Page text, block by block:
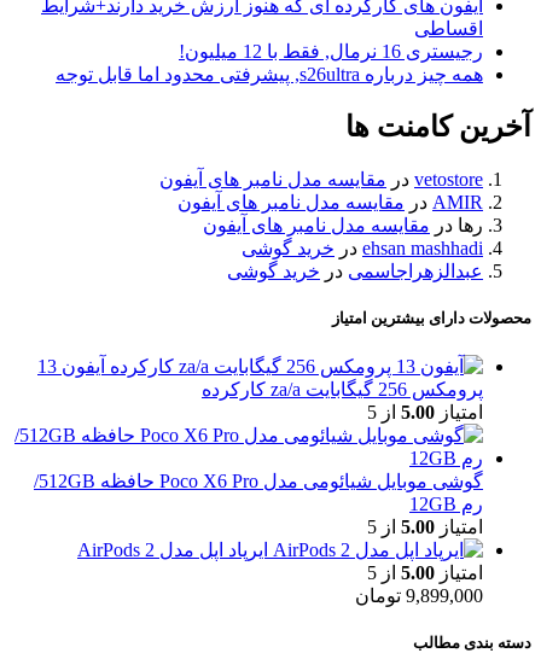
آیفون های کارکرده ای که هنوز ارزش خرید دارند+شرایط
اقساطی
رجیستری 16 نرمال, فقط با 12 میلیون!
همه چیز درباره s26ultra, پیشرفتی محدود اما قابل توجه
آخرین کامنت ها
vetostore در مقایسه مدل نامبر های آیفون
AMIR در مقایسه مدل نامبر های آیفون
رها در مقایسه مدل نامبر های آیفون
ehsan mashhadi در خرید گوشی
عبدالزهراجاسمی در خرید گوشی
محصولات دارای بیشترین امتیاز
آیفون 13
پرومکس 256 گیگابایت za/a کارکرده
امتیاز 5.00 از 5
گوشی موبایل شیائومی مدل Poco X6 Pro حافظه 512GB/
رم 12GB
امتیاز 5.00 از 5
ایرپاد اپل مدل AirPods 2
امتیاز 5.00 از 5
9,899,000 تومان
دسته بندی مطالب